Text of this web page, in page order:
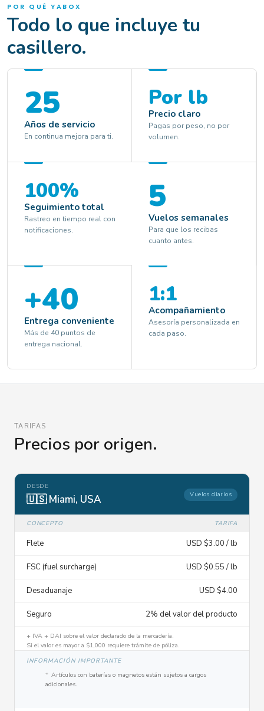
POR QUÉ YABOX
Todo lo que incluye tu
casillero.
25
Años de servicio
En continua mejora para ti.
Por lb
Precio claro
Pagas por peso, no por
volumen.
100%
Seguimiento total
Rastreo en tiempo real con
notificaciones.
5
Vuelos semanales
Para que los recibas
cuanto antes.
+40
Entrega conveniente
Más de 40 puntos de
entrega nacional.
1:1
Acompañamiento
Asesoría personalizada en
cada paso.
TARIFAS
Precios por origen.
DESDE
🇺🇸 Miami, USA Vuelos diarios
CONCEPTO TARIFA
Flete USD $3.00 / lb
FSC (fuel surcharge) USD $0.55 / lb
Desaduanaje USD $4.00
Seguro 2% del valor del producto
+ IVA + DAI sobre el valor declarado de la mercadería.
Si el valor es mayor a $1,000 requiere trámite de póliza.
INFORMACIÓN IMPORTANTE
Artículos con baterías o magnetos están sujetos a cargos
adicionales.